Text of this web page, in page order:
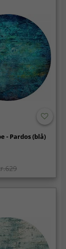
- Pardos (blå)